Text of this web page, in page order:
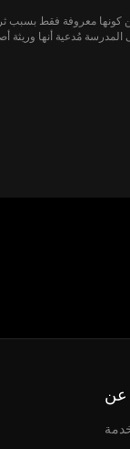
مُدعية أنها وريثة
عن